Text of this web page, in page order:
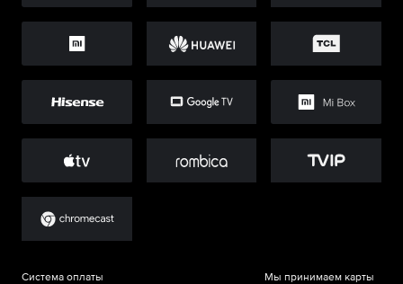
Система оплаты Мы принимаем карты